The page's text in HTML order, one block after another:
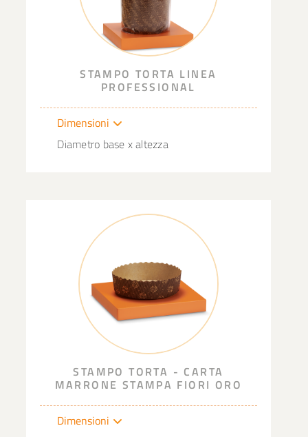
STAMPO TORTA LINEA
PROFESSIONAL
Dimensioni
Diametro base x altezza
STAMPO TORTA - CARTA
MARRONE STAMPA FIORI ORO
Dimensioni